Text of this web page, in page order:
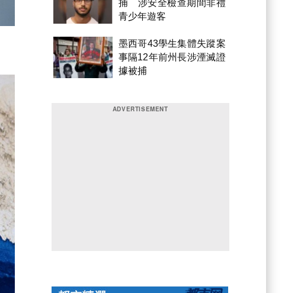
捕 涉安全檢查期間非禮
青少年遊客
墨西哥43學生集體失蹤案
事隔12年前州長涉湮滅證
據被捕